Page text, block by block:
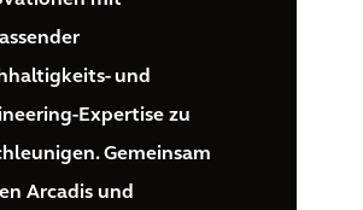
und
Expertise zu
Gemeinsam
Arcadis und